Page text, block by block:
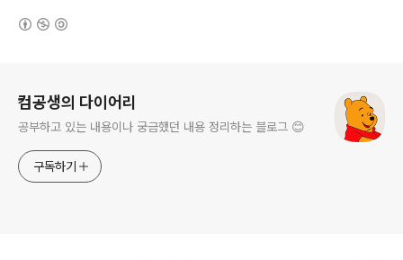
컴공생의 다이어리
공부하고 있는 내용이나 궁금했던 내용 정리하는 블로그 😊
구독하기